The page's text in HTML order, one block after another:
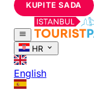
KUPITE SADA
HR
English